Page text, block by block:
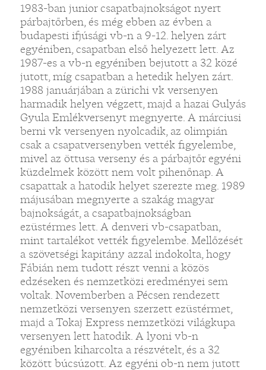
1983-ban junior csapatbajnokságot nyert
párbajtőrben, és még ebben az évben a
budapesti ifjúsági vb-n a 9-12. helyen zárt
egyéniben, csapatban első helyezett lett. Az
1987-es a vb-n egyéniben bejutott a 32 közé
jutott, míg csapatban a hetedik helyen zárt.
1988 januárjában a zürichi vk versenyen
harmadik helyen végzett, majd a hazai Gulyás
Gyula Emlékversenyt megnyerte. A márciusi
berni vk versenyen nyolcadik, az olimpián
csak a csapatversenyben vették figyelembe,
mivel az öttusa verseny és a párbajtőr egyéni
küzdelmek között nem volt pihenőnap. A
csapattak a hatodik helyet szerezte meg. 1989
májusában megnyerte a szakág magyar
bajnokságát, a csapatbajnokságban
ezüstérmes lett. A denveri vb-csapatban,
mint tartalékot vették figyelembe. Mellőzését
a szövetségi kapitány azzal indokolta, hogy
Fábián nem tudott részt venni a közös
edzéseken és nemzetközi eredményei sem
voltak. Novemberben a Pécsen rendezett
nemzetközi versenyen szerzett ezüstérmet,
majd a Tokaj Express nemzetközi világkupa
versenyen lett hatodik. A lyoni vb-n
egyéniben kiharcolta a részvételt, és a 32
között búcsúzott. Az egyéni ob-n nem jutott